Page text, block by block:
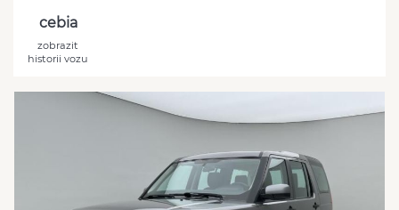
cebia
zobrazit
historii vozu